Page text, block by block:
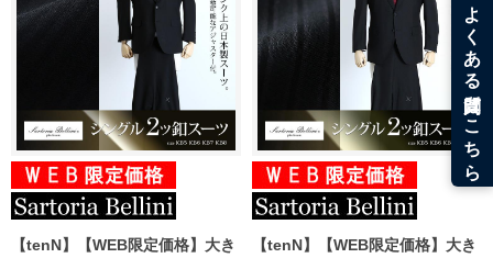
【tenN】【WEB限定価格】大き
【tenN】【WEB限定価格】大き